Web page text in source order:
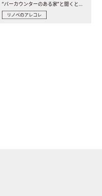
“バーカウンターのある家”と聞くと、少し特別な、大人のための..
リノベのアレコレ